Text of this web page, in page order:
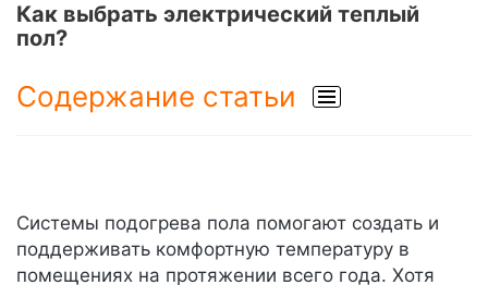
Как выбрать электрический теплый
пол?
Содержание статьи
Системы подогрева пола помогают создать и
поддерживать комфортную температуру в
помещениях на протяжении всего года. Хотя